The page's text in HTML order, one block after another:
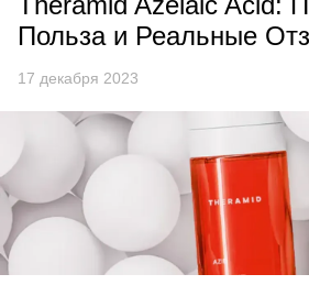
Польза и Реальные
17 декабря 2023